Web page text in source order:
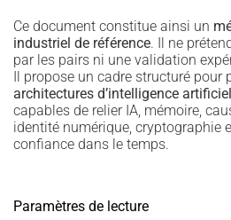
Ce document constitue ainsi un
industriel de référence. Il ne
par les pairs ni une validation
Il propose un cadre structuré pour
architectures d’intelligence
capables de relier IA, mémoire,
identité numérique, cryptographie
confiance dans le temps.
Paramètres de lecture